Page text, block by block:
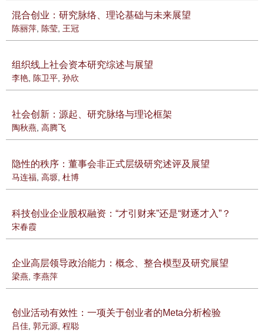
混合创业：研究脉络、理论基础与未来展望
陈丽萍 陈莹 王冠
组织线上社会资本研究综述与展望
李艳 陈卫平 孙欣
社会创新：源起、研究脉络与理论框架
陶秋燕 高腾飞
隐性的秩序：董事会非正式层级研究述评及展望
马连福 高塬 杜博
科技创业企业股权融资：“才引财来”还是“财逐才入”？
宋春霞
企业高层领导政治能力：概念、整合模型及研究展望
梁燕 李燕萍
创业活动有效性：一项关于创业者的Meta分析检验
吕佳 郭元源 程聪